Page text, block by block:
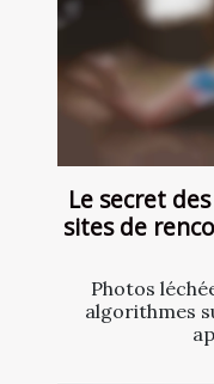
Le secret
sites de
Photos
algorithmes